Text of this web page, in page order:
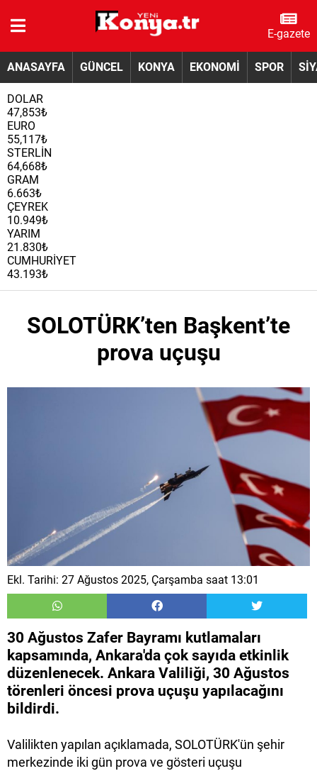
E-gazete
ANASAYFA GÜNCEL KONYA EKONOMİ SPOR
DOLAR
47,853₺
EURO
55,117₺
STERLİN
64,668₺
GRAM
6.663₺
ÇEYREK
10.949₺
YARIM
21.830₺
CUMHURİYET
43.193₺
SOLOTÜRK’ten Başkent’te
prova uçuşu
Ekl. Tarihi: 27 Ağustos 2025, Çarşamba saat 13:01
30 Ağustos Zafer Bayramı kutlamaları
kapsamında, Ankara'da çok sayıda etkinlik
düzenlenecek. Ankara Valiliği, 30 Ağustos
törenleri öncesi prova uçuşu yapılacağını
bildirdi.
Valilikten yapılan açıklamada, SOLOTÜRK'ün şehir
merkezinde iki gün prova ve gösteri uçuşu